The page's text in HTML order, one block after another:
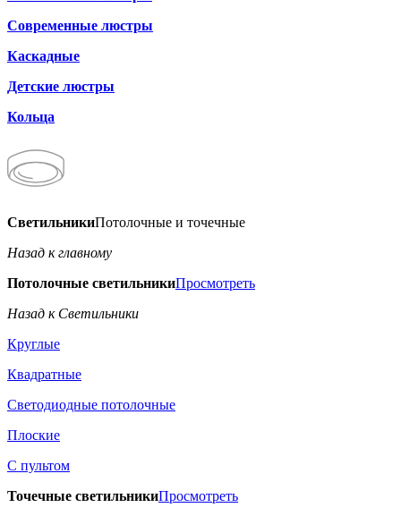
Современные люстры
Каскадные
Детские люстры
Кольца
СветильникиПотолочные и точечные
Назад к главному
Потолочные светильникиПросмотреть
Назад к Светильники
Круглые
Квадратные
Светодиодные потолочные
Плоские
С пультом
Точечные светильникиПросмотреть